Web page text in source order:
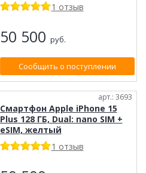
1 отзыв
50 500 руб.
Сообщить о поступлении
арт.: 3693
Смартфон Apple iPhone 15
Plus 128 ГБ, Dual: nano SIM +
eSIM, желтый
1 отзыв